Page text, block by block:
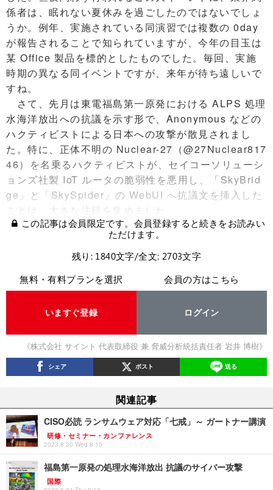
係者は、眠れない夏休みを過ごしたのではないでしょ
うか。例年、実施されている同演習では複数の 0day
が報告されることで知られていますが、今年の目玉は
某 Office 製品を標的としたものでした。毎回、実施
時期の異なる同イベントですが、来年が待ち遠しいで
すね。
さて、先月は東電福島第一原発における ALPS 処理
水海洋放出への抗議を示す形で、Anonymous などの
ハクティビストによる日本への攻撃が散見されまし
た。特に、正体不明の Nuclear-27（@27Nuclear817
46）を名乗るハクティビストが、セイコーソリューシ
ョンズ社製 IoT ルータの脆弱性を悪用し、「SkyBrid
ge」と「SkySpider」の WebUI へ抗議文を挿入した
ことは、大きな注目を集めました。
この記事は会員限定です。会員登録すると続きをお読みい
ただけます。
残り: 1840文字/全文: 2703文字
無料・有料プランを選択
いますぐ登録
会員の方はこちら
ログイン
《株式会社 サイント 代表取締役 兼 脅威分析統括責任者 岩井 博樹》
シェア ポスト 送る
関連記事
CISO必読 ランサムウェア対応「七戒」～ ガートナー講演
研修・セミナー・カンファレンス
2023.8.30 Wed 8:10
福島第一原発の処理水海洋放出 抗議のサイバー攻撃
国際